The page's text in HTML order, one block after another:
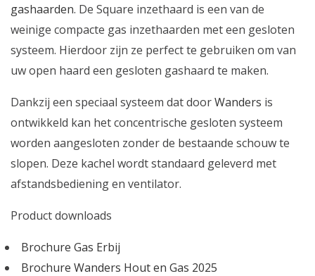
gashaarden. De Square inzethaard is een van de
weinige compacte gas inzethaarden met een gesloten
systeem. Hierdoor zijn ze perfect te gebruiken om van
uw open haard een gesloten gashaard te maken.
Dankzij een speciaal systeem dat doorWanders is
ontwikkeld kan het concentrische gesloten systeem
worden aangesloten zonder de bestaande schouw te
slopen. Deze kachel wordt standaard geleverd met
afstandsbediening en ventilator.
Product downloads
Brochure Gas Erbij
Brochure Wanders Hout en Gas 2025